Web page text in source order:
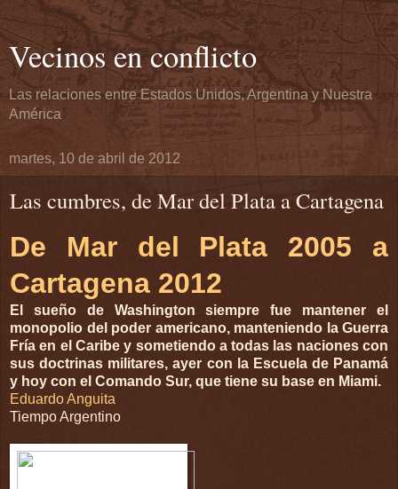
Vecinos en conflicto
Las relaciones entre Estados Unidos, Argentina y Nuestra
América
martes, 10 de abril de 2012
Las cumbres, de Mar del Plata a Cartagena
De Mar del Plata 2005 a
Cartagena 2012
El sueño de Washington siempre fue mantener el
monopolio del poder americano, manteniendo la Guerra
Fría en el Caribe y sometiendo a todas las naciones con
sus doctrinas militares, ayer con la Escuela de Panamá
y hoy con el Comando Sur, que tiene su base en Miami.
Eduardo Anguita
Tiempo Argentino